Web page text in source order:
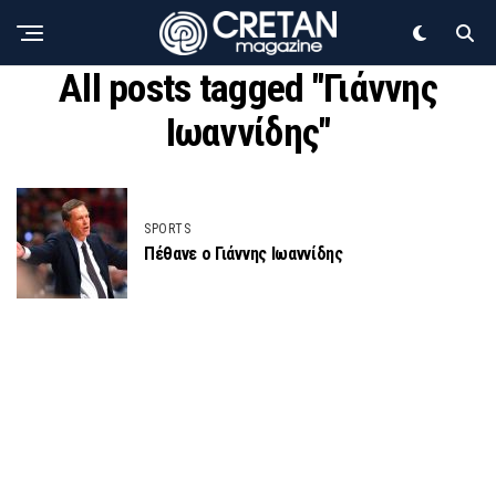
All posts tagged "Γιάννης
Ιωαννίδης"
SPORTS
Πέθανε ο Γιάννης Ιωαννίδης